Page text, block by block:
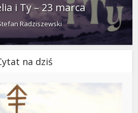
i Ty – 23 marca
Radziszewski
na dziś